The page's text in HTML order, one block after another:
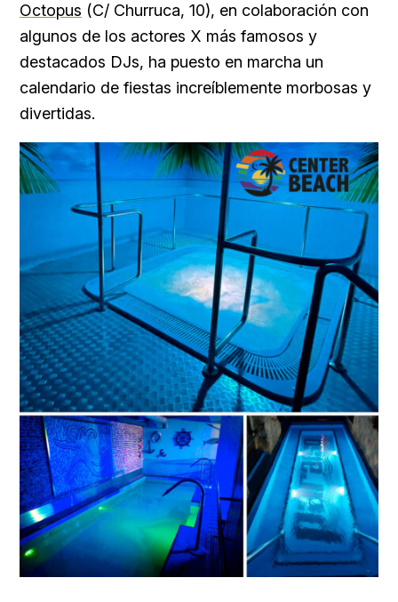
Octopus (C/ Churruca, 10), en colaboración con
algunos de los actores X más famosos y
destacados DJs, ha puesto en marcha un
calendario de fiestas increíblemente morbosas y
divertidas.